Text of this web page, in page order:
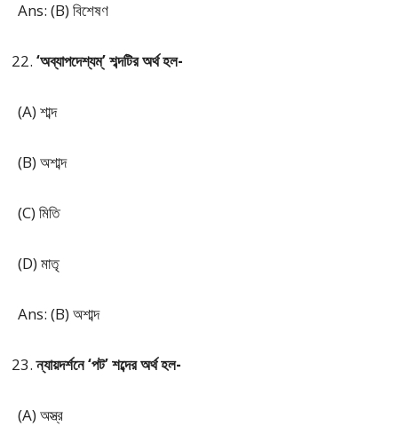
Ans: (B) বিশেষণ
‘অব্যাপদেশ্যম্’ শব্দটির অর্থ হল-
(A) শাব্দ
(B) অশাব্দ
(C) মিতি
(D) মাতৃ
Ans: (B) অশাব্দ
ন্যায়দর্শনে ‘পট’ শব্দের অর্থ হল-
(A) অস্ত্র